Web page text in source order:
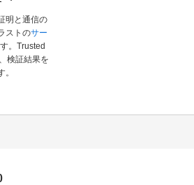
明と通信の
ストのサー
。Trusted
検証結果を